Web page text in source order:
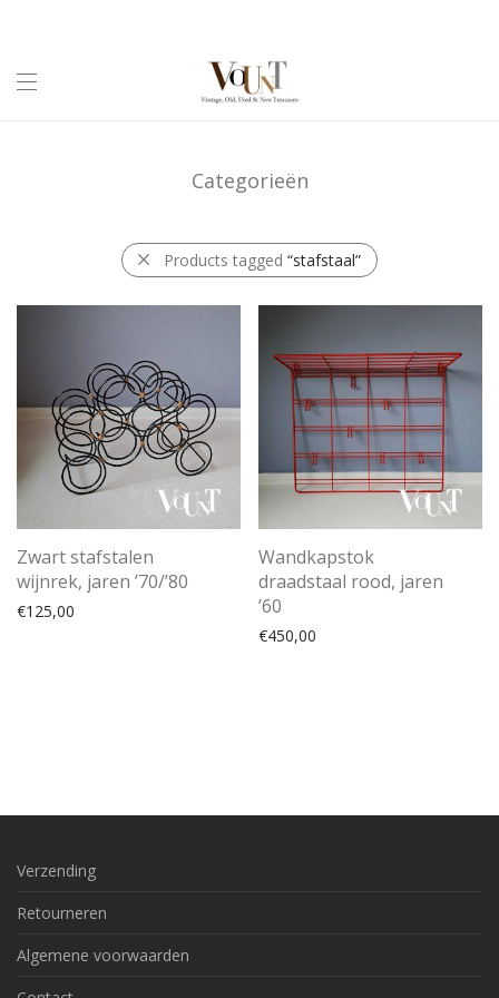
Categorieën
Products tagged “stafstaal”
Zwart stafstalen
wijnrek, jaren ’70/’80
€125,00
Wandkapstok
draadstaal rood, jaren
’60
€450,00
Verzending
Retourneren
Algemene voorwaarden